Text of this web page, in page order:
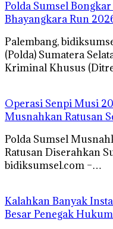
Polda Sumsel
Bhayangkara Run
Palembang,
(Polda) Sumatera
Kriminal Khusus
Operasi Senpi Musi
Musnahkan Ratusan
Polda Sumsel
Ratusan Diserahkan
bidiksumsel.com –…
Kalahkan Banyak
Besar Penegak